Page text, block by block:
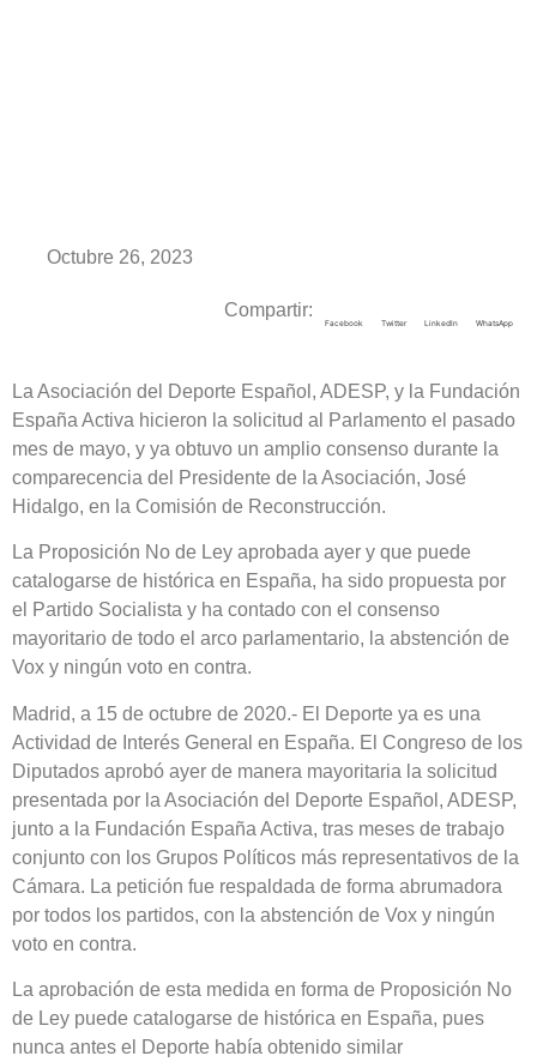
Octubre 26, 2023
Compartir:
Facebook Twitter LinkedIn WhatsApp
La Asociación del Deporte Español, ADESP, y la Fundación
España Activa hicieron la solicitud al Parlamento el pasado
mes de mayo, y ya obtuvo un amplio consenso durante la
comparecencia del Presidente de la Asociación, José
Hidalgo, en la Comisión de Reconstrucción.
La Proposición No de Ley aprobada ayer y que puede
catalogarse de histórica en España, ha sido propuesta por
el Partido Socialista y ha contado con el consenso
mayoritario de todo el arco parlamentario, la abstención de
Vox y ningún voto en contra.
Madrid, a 15 de octubre de 2020.- El Deporte ya es una
Actividad de Interés General en España. El Congreso de los
Diputados aprobó ayer de manera mayoritaria la solicitud
presentada por la Asociación del Deporte Español, ADESP,
junto a la Fundación España Activa, tras meses de trabajo
conjunto con los Grupos Políticos más representativos de la
Cámara. La petición fue respaldada de forma abrumadora
por todos los partidos, con la abstención de Vox y ningún
voto en contra.
La aprobación de esta medida en forma de Proposición No
de Ley puede catalogarse de histórica en España, pues
nunca antes el Deporte había obtenido similar